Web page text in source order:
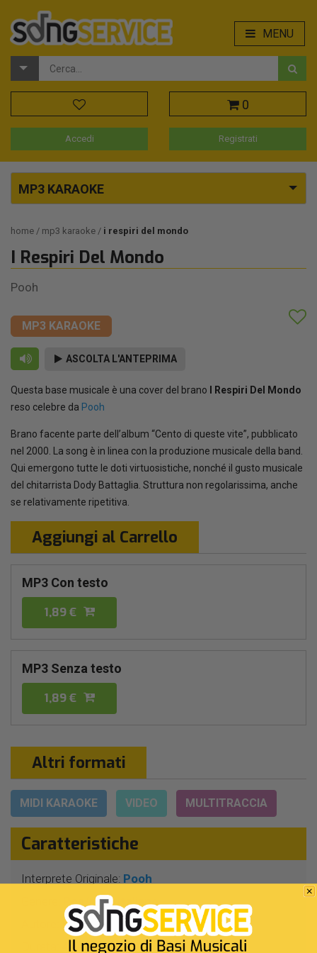
MENU
0
Accedi Registrati
MP3 KARAOKE
home mp3 karaoke i respiri del mondo
I Respiri Del Mondo
Pooh
MP3 KARAOKE
ASCOLTA L'ANTEPRIMA
Questa base musicale è una cover del brano
I Respiri Del Mondo
reso celebre da Pooh
Brano facente parte dell’album “Cento di queste vite”, pubblicato
nel 2000. La song è in linea con la produzione musicale della band.
Qui emergono tutte le doti virtuosistiche, nonché il gusto musicale
del chitarrista Dody Battaglia. Struttura non regolarissima, anche
se relativamente ripetitiva.
Aggiungi al Carrello
MP3 Con testo
1,89 €
MP3 Senza testo
1,89 €
Altri formati
MIDI KARAOKE VIDEO MULTITRACCIA
Caratteristiche
Interprete Originale: Pooh
Pop/rock Italiano
V.Negrini
4 Min 39 Sec